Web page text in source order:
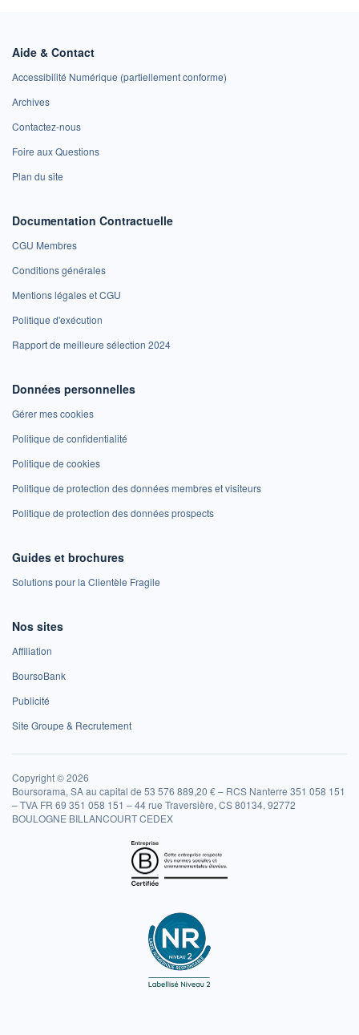
Aide & Contact
Accessibilité Numérique (partiellement conforme)
Archives
Contactez-nous
Foire aux Questions
Plan du site
Documentation Contractuelle
CGU Membres
Conditions générales
Mentions légales et CGU
Politique d'exécution
Rapport de meilleure sélection 2024
Données personnelles
Gérer mes cookies
Politique de confidentialité
Politique de cookies
Politique de protection des données membres et visiteurs
Politique de protection des données prospects
Guides et brochures
Solutions pour la Clientèle Fragile
Nos sites
Affiliation
BoursoBank
Publicité
Site Groupe & Recrutement
Copyright © 2026
Boursorama, SA au capital de 53 576 889,20 € – RCS Nanterre 351 058 151
– TVA FR 69 351 058 151 – 44 rue Traversière, CS 80134, 92772
BOULOGNE BILLANCOURT CEDEX